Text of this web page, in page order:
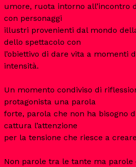
umore, ruota intorno all’incontro
con personaggi
illustri provenienti dal mondo
dello spettacolo con
l’obiettivo di dare vita a momenti
intensità.
Un momento condiviso di
protagonista una parola
forte, parola che non ha bisogno
cattura l’attenzione
per la tensione che riesce a
Non parole tra le tante ma parole